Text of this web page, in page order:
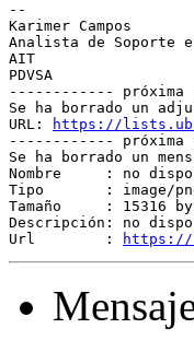
--
Karimer Campos
Analista de Soporte
AIT
PDVSA
------------
Se ha borrado un
URL:
https://
------------
Se ha borrado un
Nombre     : no
Tipo       : image/
Tamaño     : 15316
Descripción: no
Url        :
https://